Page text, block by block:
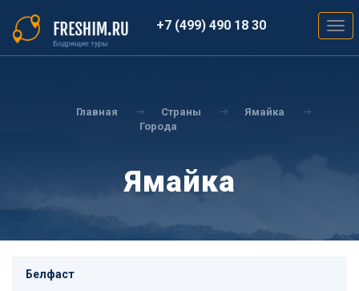
основному
содержанию
+7 (499) 490 18 30
Главная Страны
Ямайка
Города
Ямайка
Белфаст